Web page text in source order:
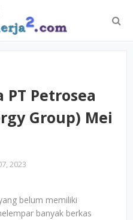
Petrosea
Group) Mei
2023
belum memiliki
banyak berkas